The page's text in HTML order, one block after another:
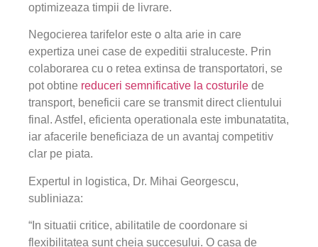
optimizeaza timpii de livrare.
Negocierea tarifelor este o alta arie in care
expertiza unei case de expeditii straluceste. Prin
colaborarea cu o retea extinsa de transportatori, se
pot obtine reduceri semnificative la costurile de
transport, beneficii care se transmit direct clientului
final. Astfel, eficienta operationala este imbunatatita,
iar afacerile beneficiaza de un avantaj competitiv
clar pe piata.
Expertul in logistica, Dr. Mihai Georgescu,
subliniaza:
“In situatii critice, abilitatile de coordonare si
flexibilitatea sunt cheia succesului. O casa de